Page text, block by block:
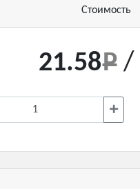
Стоимость
21.58 /